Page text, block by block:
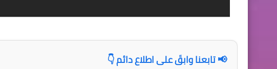
📢 تابعنا وابقَ على اطلاع دائم 👇